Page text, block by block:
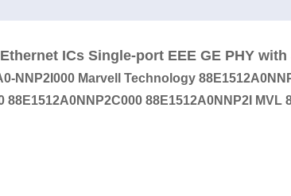
ICs Single-port EEE GE PHY
NNP2I000 Marvell Technology
88E1512A0NNP2C000 88E1512A0NNP2I